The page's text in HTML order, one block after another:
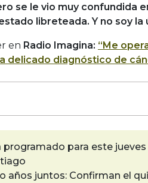
se le vio muy confundida
libreteada. Y no soy la
en Radio Imagina: “Me
delicado diagnóstico de
programado para este
años juntos: Confirman el